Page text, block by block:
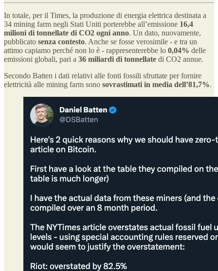
In totale, per il Times, la produzione di energia elettrica destinata a
34 mining farm negli Stati Uniti porterebbe all’emissione 16,4
milioni di tonnellate di CO2 ogni anno. Un dato, nuovamente,
pubblicato senza contesto. Anche se fosse verosimile - e tra un
attimo capiamo perché non lo è - rappresenterebbe lo 0,04% delle
emissioni globali, pari a 36 miliardi di tonnellate di CO2 annue.
Secondo Batten i dati relativi alle fonti fossili sfruttate per fornire
elettricità alle mining farm sono sovrastimati in media dell’81,7%.